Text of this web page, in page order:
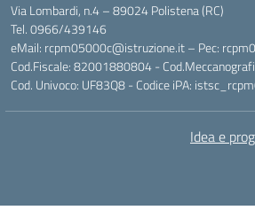
Via Lombardi, n.4 – 89024 Polistena (RC)
Tel. 0966/439146
eMail: rcpm05000c@istruzione.it – Pec:
Cod.Fiscale: 82001880804 -
Cod. Univoco: UF83Q8 - Codice iPA:
Idea e